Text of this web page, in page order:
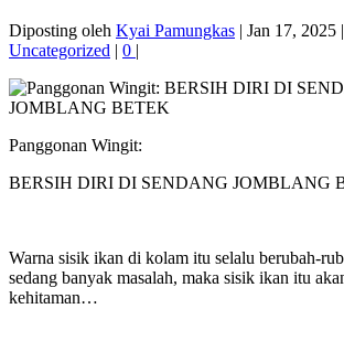
Diposting oleh Kyai Pamungkas | Jan 17, 2025 |
Uncategorized | 0 |
Panggonan Wingit:
BERSIH DIRI DI SENDANG JOMBLANG
Warna sisik ikan di kolam itu selalu berubah-
sedang banyak masalah, maka sisik ikan itu
kehitaman…